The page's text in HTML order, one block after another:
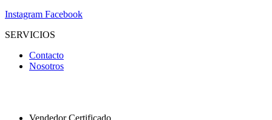
Instagram Facebook
SERVICIOS
Contacto
Nosotros